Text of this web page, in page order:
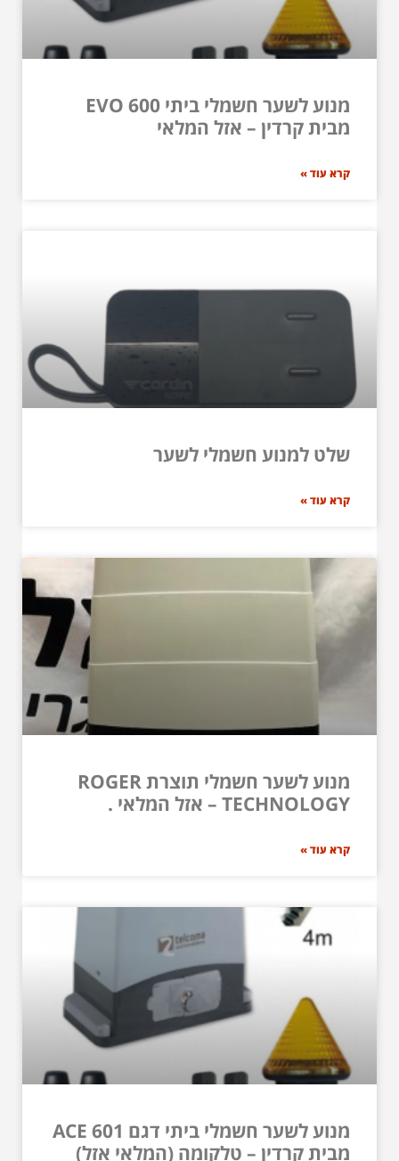
מנוע לשער חשמלי ביתי EVO 600
מבית קרדין – אזל המלאי
קרא עוד »
שלט למנוע חשמלי לשער
קרא עוד »
מנוע לשער חשמלי תוצרת ROGER
TECHNOLOGY – אזל המלאי .
קרא עוד »
מנוע לשער חשמלי ביתי דגם ACE 601
מבית קרדין – טלקומה (המלאי אזל)